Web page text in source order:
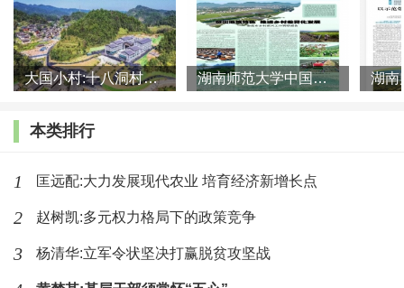
(二)乡村场域中未来绿色转型与当下民生诉求的现实矛
盾
生态目标冲突。从成本端看，绿色转型需投入大量沉没成
污水管网、垃圾分类系统等环保设施投入平均达80万元，且
生态产业培育周期大多需3年以上，效益释放存在显著滞后
性。从收益端看，乡村当下民生诉求呈现“生存性”特征，部
分欠发达乡村仍依赖粗放养殖等传统高耗能产业，如果强行
大国小村:十八洞村的现代变迁是一道美丽的风景线 湖南师范大学中国乡村振兴研究院课题组:突出地域特色 推进乡村
本类排行
1 匡远配:大力发展现代农业 培育经济新增长点
2 赵树凯:多元权力格局下的政策竞争
3 杨清华:立军令状坚决打赢脱贫攻坚战